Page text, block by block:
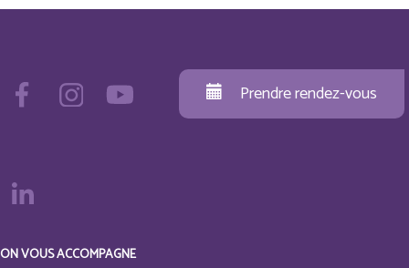
Prendre rendez-vous
ON VOUS ACCOMPAGNE